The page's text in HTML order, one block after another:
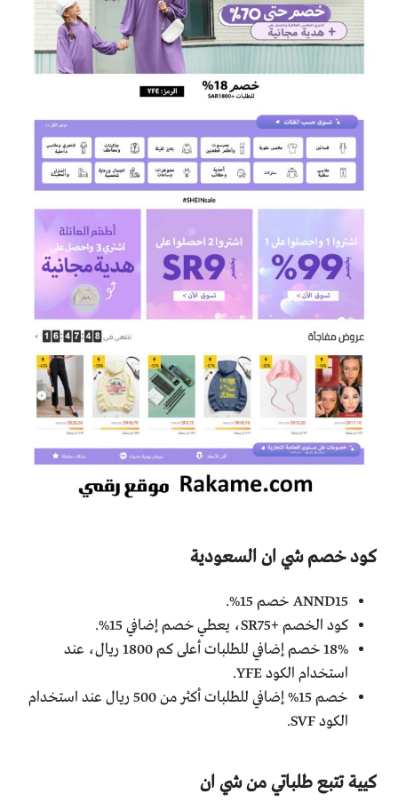
كود خصم شي ان السعودية
ANND15 خصم 15%.
كود الخصم +SR75، يعطي خصم إضافي 15%.
18% خصم إضافي للطلبات أعلى كم 1800 ريال، عند
استخدام الكود YFE.
خصم 15% إضافي للطلبات أكثر من 500 ريال عند استخدام
الكود SVF.
كيية تتبع طلباتي من شي ان